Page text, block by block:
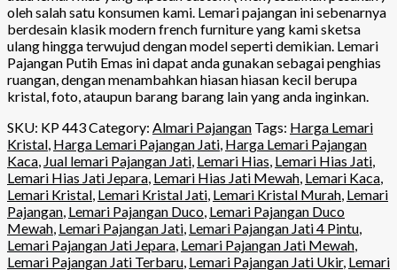
oleh salah satu konsumen kami. Lemari pajangan ini sebenarnya
berdesain klasik modern french furniture yang kami sketsa
ulang hingga terwujud dengan model seperti demikian. Lemari
Pajangan Putih Emas ini dapat anda gunakan sebagai penghias
ruangan, dengan menambahkan hiasan hiasan kecil berupa
kristal, foto, ataupun barang barang lain yang anda inginkan.
SKU: KP 443Category: Almari Pajangan Tags: Harga Lemari
Kristal, Harga Lemari Pajangan Jati, Harga Lemari Pajangan
Kaca, Jual lemari Pajangan Jati, Lemari Hias, Lemari Hias Jati,
Lemari Hias Jati Jepara, Lemari Hias Jati Mewah, Lemari Kaca,
Lemari Kristal, Lemari Kristal Jati, Lemari Kristal Murah, Lemari
Pajangan, Lemari Pajangan Duco, Lemari Pajangan Duco
Mewah, Lemari Pajangan Jati, Lemari Pajangan Jati 4 Pintu,
Lemari Pajangan Jati Jepara, Lemari Pajangan Jati Mewah,
Lemari Pajangan Jati Terbaru, Lemari Pajangan Jati Ukir, Lemari